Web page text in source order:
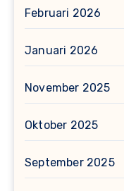
Februari 2026
Januari 2026
November 2025
Oktober 2025
September 2025